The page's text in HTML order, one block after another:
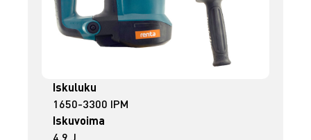
Iskuluku
1650-3300 IPM
Iskuvoima
4,9 J